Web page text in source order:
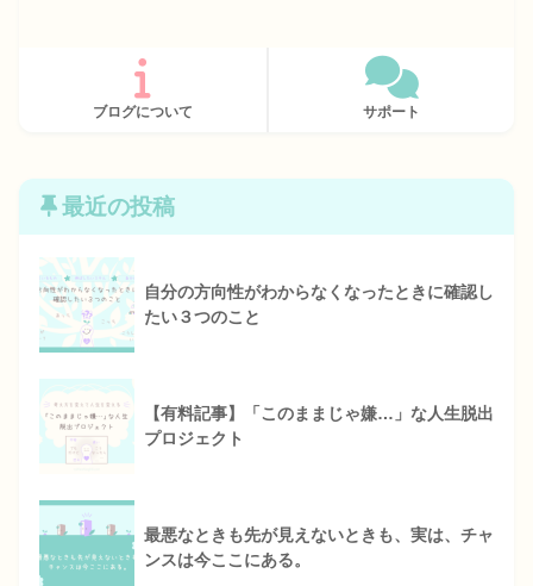
ブログについて サポート
最近の投稿
自分の方向性がわからなくなったときに確認し
たい３つのこと
【有料記事】「このままじゃ嫌…」な人生脱出
プロジェクト
最悪なときも先が見えないときも、実は、チャ
ンスは今ここにある。